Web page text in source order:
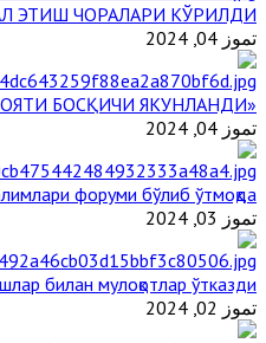
ЭТИШ ЧОРАЛАРИ КЎРИЛДИ
تموز 04, 2024
«ЙИЛ ИМОМИ – 2024» КЎРИК ТАНЛОВИНИНГ БУХОРО ВИЛОЯТИ БОСҚИЧИ ЯКУНЛАНДИ
تموز 04, 2024
форуми бўлиб ўтмоқда
تموز 03, 2024
билан мулоқотлар ўтказди
تموز 02, 2024